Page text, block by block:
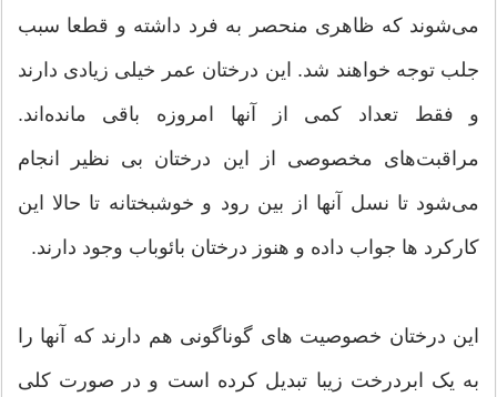
می‌شوند که ظاهری منحصر به فرد داشته و قطعا سبب
جلب توجه خواهند شد. این درختان عمر خیلی زیادی دارند
و فقط تعداد کمی از آنها امروزه باقی مانده‌اند.
مراقبت‌های مخصوصی از این درختان بی نظیر انجام
می‌شود تا نسل آنها از بین رود و خوشبختانه تا حالا این
کارکرد ها جواب داده و هنوز درختان بائوباب وجود دارند.
این درختان خصوصیت های گوناگونی هم دارند که آنها را
به یک ابر‌درخت زیبا تبدیل کرده است و در صورت کلی